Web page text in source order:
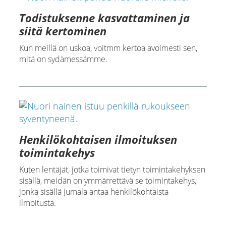
Todistuksenne kasvattaminen ja
siitä kertominen
Kun meillä on uskoa, voitmm kertoa avoimesti sen,
mitä on sydämessämme.
Henkilökohtaisen ilmoituksen
toimintakehys
Kuten lentäjät, jotka toimivat tietyn toimintakehyksen
sisällä, meidän on ymmärrettävä se toimintakehys,
jonka sisällä Jumala antaa henkilökohtaista
ilmoitusta.